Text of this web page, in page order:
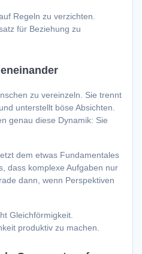
Regeln zu verzichten.
für Beziehung zu
zu vereinzeln. Sie trennt
unterstellt böse Absichten.
genau diese Dynamik: Sie
dem etwas Fundamentales
dass komplexe Aufgaben nur
dann, wenn Perspektiven
Gleichförmigkeit.
produktiv zu machen.